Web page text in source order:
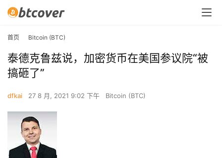
首页 Bitcoin (BTC)
泰德克鲁兹说，加密货币在美国参议院“被
搞砸了”
dfkai 27 8 月, 2021 9:02 下午 Bitcoin (BTC)